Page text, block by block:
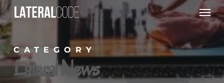
Skip
to
main
content
Menu
CATEGORY
Lateral News